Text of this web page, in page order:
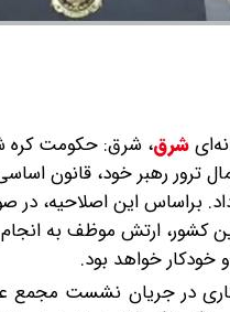
شرق، شرق: حکومت کره
ترور رهبر خود، قانون
بر‌اساس این اصلاحیه، در
کشور، ارتش موظف به
خودکار خواهد بود.
در جریان نشست مجمع